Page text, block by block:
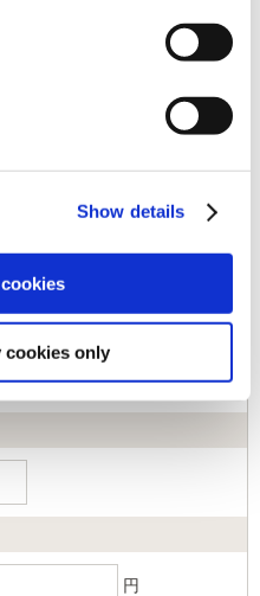
Show details
cookies only
円